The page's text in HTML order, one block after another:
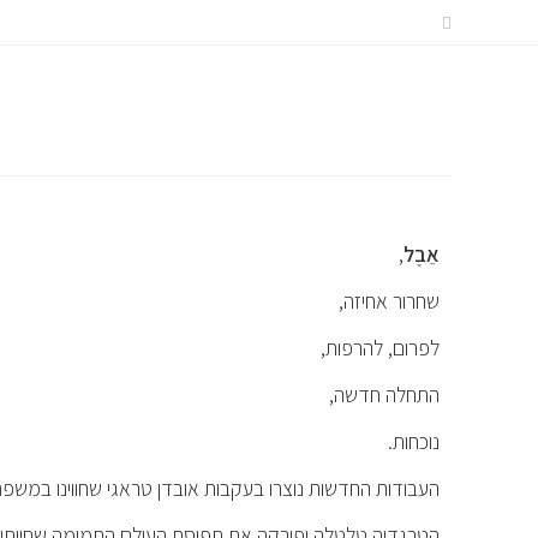
אֵבֶל,
שחרור אחיזה,
לפרום, להרפות,
התחלה חדשה,
נוכחות.
העבודות החדשות נוצרו בעקבות אובדן טראגי שחווינו